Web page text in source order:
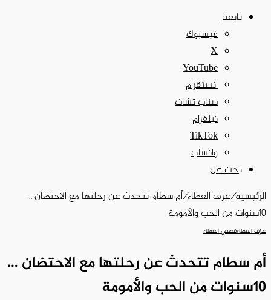
تابعنا
فيسبوك
‫X
‫YouTube
انستقرام
سناب تشات
تيلقرام
‫TikTok
واتساب
بحث عن
الرئيسية/عزف العطاء/أم سطام تتحدث عن رحلتها مع الاحتضان …
10سنوات من الحب والأمومة
عزف العطاءقصص العطاء
أم سطام تتحدث عن رحلتها مع الاحتضان …
10سنوات من الحب والأمومة